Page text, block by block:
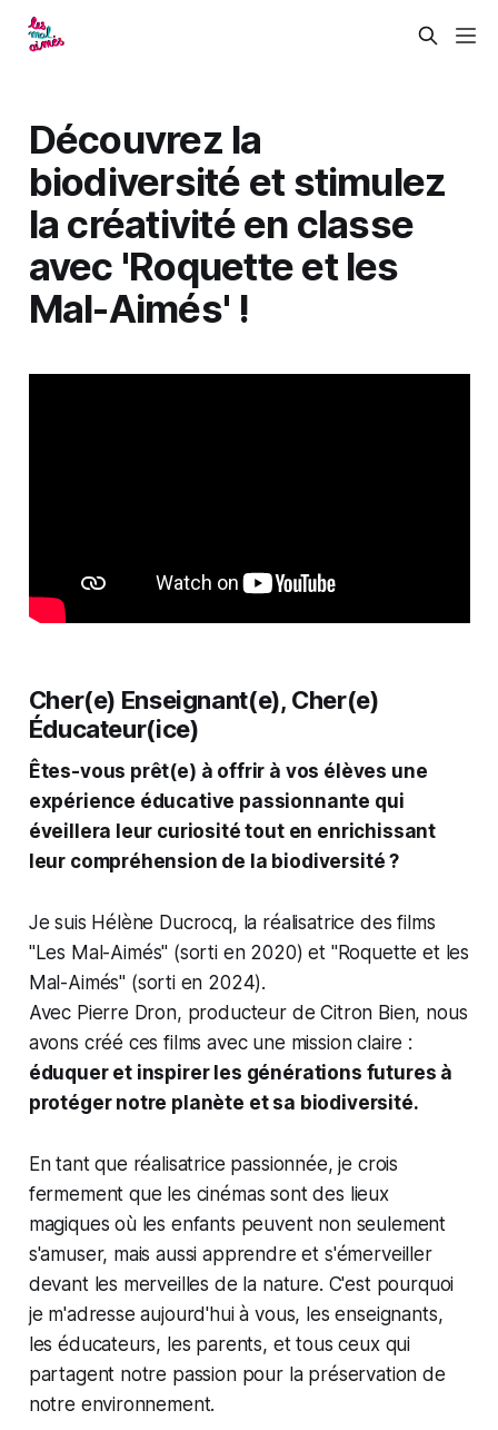
Découvrez la
biodiversité et stimulez
la créativité en classe
avec 'Roquette et les
Mal-Aimés' !
Cher(e) Enseignant(e), Cher(e)
Éducateur(ice)
Êtes-vous prêt(e) à offrir à vos élèves une
expérience éducative passionnante qui
éveillera leur curiosité tout en enrichissant
leur compréhension de la biodiversité ?
Je suis Hélène Ducrocq, la réalisatrice des films
"Les Mal-Aimés" (sorti en 2020) et "Roquette et les
Mal-Aimés" (sorti en 2024).
Avec Pierre Dron, producteur de Citron Bien, nous
avons créé ces films avec une mission claire :
éduquer et inspirer les générations futures à
protéger notre planète et sa biodiversité.
En tant que réalisatrice passionnée, je crois
fermement que les cinémas sont des lieux
magiques où les enfants peuvent non seulement
s'amuser, mais aussi apprendre et s'émerveiller
devant les merveilles de la nature. C'est pourquoi
je m'adresse aujourd'hui à vous, les enseignants,
les éducateurs, les parents, et tous ceux qui
partagent notre passion pour la préservation de
notre environnement.